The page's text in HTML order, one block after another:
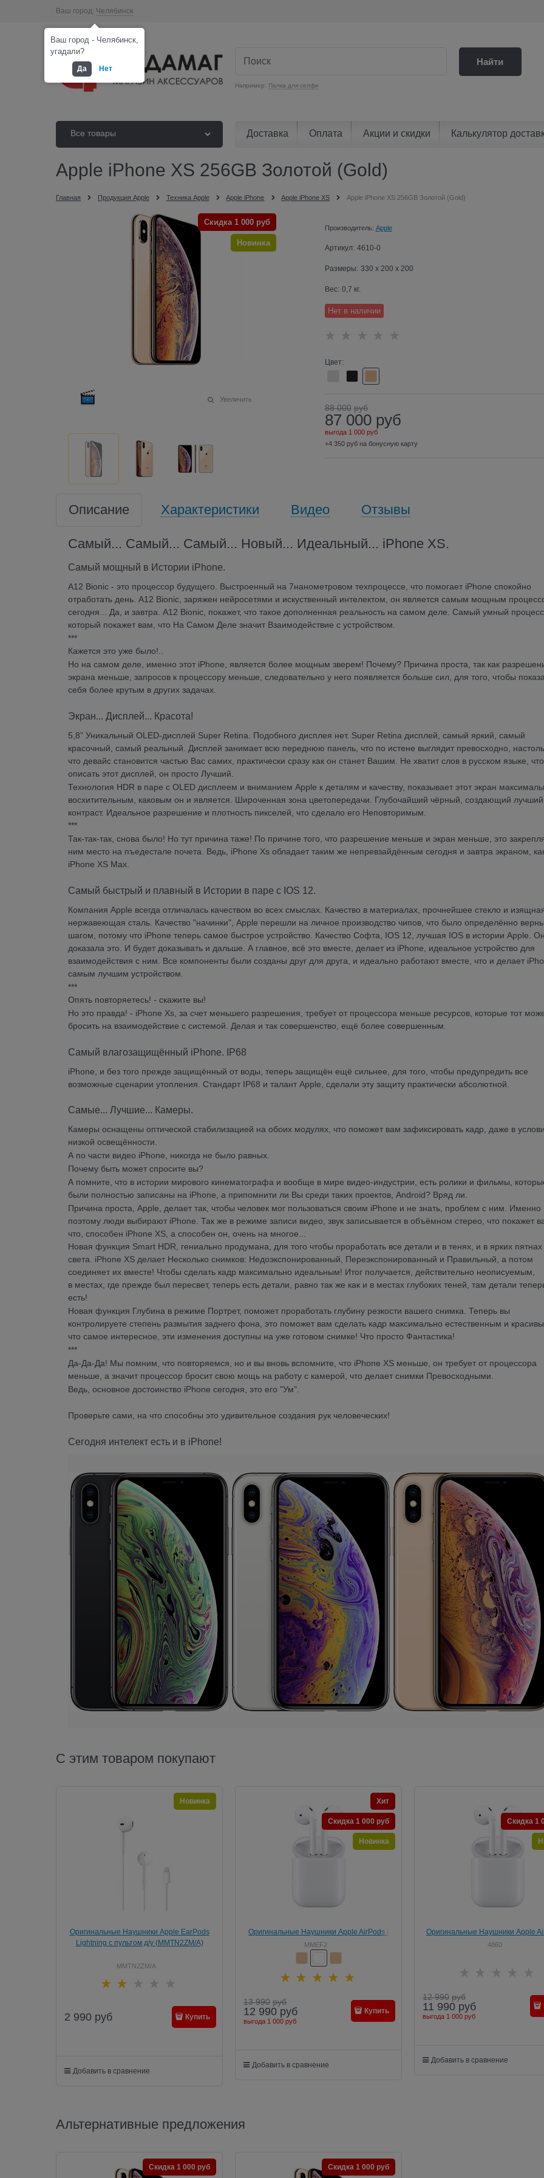
Ваш город: Челябинск
Например: Палка для селфи
Найти
Все товары Доставка Оплата Акции и скидки Калькулятор
Apple iPhone XS 256GB Золотой (Gold)
Главная Продукция Apple Техника Apple Apple iPhone Apple iPhone XS Apple iPhone XS 256GB Золотой (Gold)
Скидка 1 000 руб
Новинка
Увеличить
Производитель: Apple
Артикул: 4610-0
Размеры: 330 x 200 x 200
Вес: 0,7 кг.
Нет в наличии
Цвет:
88 000 руб
87 000 руб
выгода 1 000 руб
+4 350 руб на бонусную карту
Описание Характеристики Видео Отзывы
Самый... Самый... Самый... Новый... Идеальный... iPhone XS.
Самый мощный в Истории iPhone.
A12 Bionic - это процессор будущего. Выстроенный на 7нанометровом техпроцессе, что помогает iPhone спокойно
отработать день. A12 Bionic, заряжен нейросетями и искуственный интелектом, он является самым мощным
сегодня... Да, и завтра. A12 Bionic, покажет, что такое дополненная реальность на самом деле. Самый умный
который покажет вам, что На Самом Деле значит Взаимодействие с устройством.
***
Кажется это уже было!..
Но на самом деле, именно этот iPhone, является более мощным зверем! Почему? Причина проста, так как
экрана меньше, запросов к процессору меньше, следовательно у него появляется больше сил, для того, чтобы
себя более крутым в других задачах.
Экран... Дисплей... Красота!
5,8” Уникальный OLED‑дисплей Super Retina. Подобного дисплея нет. Super Retina дисплей, самый яркий, самый
красочный, самый реальный. Дисплей занимает всю переднюю панель, что по истене выглядит превосходно,
что девайс становится частью Вас самих, практически сразу как он станет Вашим. Не хватит слов в русском языке,
описать этот дисплей, он просто Лучший.
Технология HDR в паре с OLED дисплеем и вниманием Apple к деталям и качеству, показывает этот экран
восхитительным, каковым он и является. Широченная зона цветопередачи. Глубочайший чёрный, создающий лучший
контраст. Идеальное разрешение и плотность пикселей, что сделало его Неповторимым.
***
Так-так-так, снова было! Но тут причина таже! По причине того, что разрешение меньше и экран меньше, это
ним место на пъедестале почета. Ведь, iPhone Xs обладает таким же непревзайдённым сегодня и завтра экраном,
iPhone XS Max.
Самый быстрый и плавный в Истории в паре с IOS 12.
Компания Apple всегда отличалась качеством во всех смыслах. Качество в материалах, прочнейшее стекло и
нержавеющая сталь. Качество "начинки", Apple перешли на личное производство чипов, что было определённо
шагом, потому что iPhone теперь самое быстрое устройство. Качество Софта, IOS 12, лучшая IOS в истории Apple.
доказала это. И будет доказывать и дальше. А главное, всё это вместе, делает из iPhone, идеальное устройство для
взаимодействия с ним. Все компоненты были созданы друг для друга, и идеально работают вместе, что и делает
самым лучшим устройством.
***
Опять повторяетесь! - скажите вы!
Но это правда! - iPhone Xs, за счет меньшего разрешения, требует от процессора меньше ресурсов, которые тот
бросить на взаимодействие с системой. Делая и так совершенство, ещё более совершенным.
Самый влагозащищённый iPhone. IP68
iPhone, и без того прежде защищённый от воды, теперь защищён ещё сильнее, для того, чтобы предупредить все
возможные сценарии утопления. Стандарт IP68 и талант Apple, сделали эту защиту практически абсолютной.
Самые... Лучшие... Камеры.
Камеры оснащены оптической стабилизацией на обоих модулях, что поможет вам зафиксировать кадр, даже в
низкой освещённости.
А по части видео iPhone, никогда не было равных.
Почему быть может спросите вы?
А помните, что в истории мирового кинематографа и вообще в мире видео-индустрии, есть ролики и фильмы,
были полностью записаны на iPhone, а припомнити ли Вы среди таких проектов, Android? Вряд ли.
Причина проста, Apple, делает так, чтобы человек мог пользоваться своим iPhone и не знать, проблем с ним. Именно
поэтому люди выбирают iPhone. Так же в режиме записи видео, звук записывается в объёмном стерео, что покажет
что, способен iPhone XS, а способен он, очень на многое...
Новая функция Smart HDR, гениально продумана, для того чтобы проработать все детали и в тенях, и в ярких пятнах
света. iPhone XS делает Несколько снимков: Недоэкспонированный, Переэкспонированный и Правильный, а потом
соединяет их вместе! Чтобы сделать кадр максимально идеальным! Итог получается, действительно неописуемым,
в местах, где прежде был пересвет, теперь есть детали, равно так же как и в местах глубоких теней, там детали
есть!
Новая функция Глубина в режиме Портрет, поможет проработать глубину резкости вашего снимка. Теперь вы
контролируете степень размытия заднего фона, это поможет вам сделать кадр максимально естественным и
что самое интересное, эти изменения доступны на уже готовом снимке! Что просто Фантастика!
***
Да-Да-Да! Мы помним, что повторяемся, но и вы вновь вспомните, что iPhone XS меньше, он требует от процессора
меньше, а значит процессор бросит свою мощь на работу с камерой, что делает снимки Превосходными.
Ведь, основное достоинство iPhone сегодня, это его "Ум".
Проверьте сами, на что способны это удивительное создания рук человеческих!
Сегодня интелект есть и в iPhone!
С этим товаром покупают
Оригинальные Наушники Apple EarPods
Lightning с пультом д/у (MMTN2ZM/A)
MMTN2ZM/A
Новинка
2 990 руб Купить
Добавить в сравнение
Оригинальные Наушники Apple AirPods /
MMEF2ZE/A
MMEF2
Хит
Скидка 1 000 руб
Новинка
13 990 руб
12 990 руб
выгода 1 000 руб
Купить
Добавить в сравнение
Оригинальные Наушники Apple
4860
Скидка 1
12 990 руб
11 990 руб
выгода 1 000 руб
Добавить в сравнение
Альтернативные предложения
Скидка 1 000 руб Скидка 1 000 руб
Ваш город - Челябинск,
угадали?
Да Нет